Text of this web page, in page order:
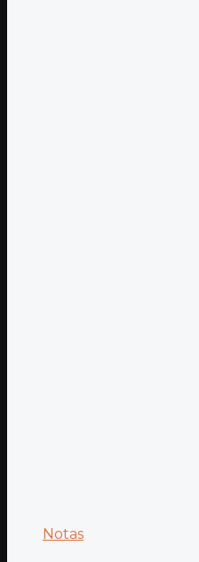
Notas